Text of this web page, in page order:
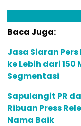
Baca Juga:
Jasa Siaran
ke Lebih dari
Segmentasi
Sapulangit PR
Ribuan Press
Nama Baik